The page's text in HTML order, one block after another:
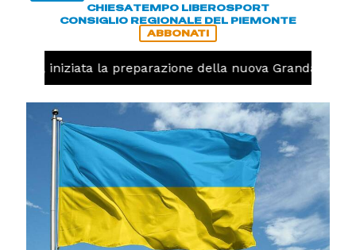
CHIESATEMPO LIBEROSPORT
CONSIGLIO REGIONALE DEL PIEMONTE
ABBONATI
iniziata la preparazione della nuova Granda Volley